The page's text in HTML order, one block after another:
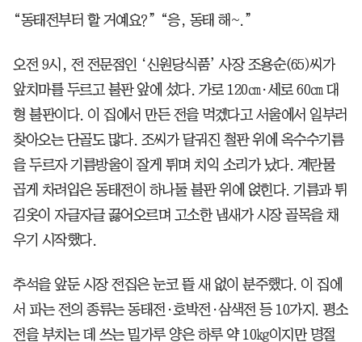
“동태전부터 할 거예요?” “응, 동태 해~.”
오전 9시, 전 전문점인 ‘신원당식품’ 사장 조용순(65)씨가
앞치마를 두르고 불판 앞에 섰다. 가로 120㎝·세로 60㎝ 대
형 불판이다. 이 집에서 만든 전을 먹겠다고 서울에서 일부러
찾아오는 단골도 많다. 조씨가 달궈진 철판 위에 옥수수기름
을 두르자 기름방울이 잘게 튀며 치익 소리가 났다. 계란물
곱게 차려입은 동태전이 하나둘 불판 위에 얹힌다. 기름과 튀
김옷이 자글자글 끓어오르며 고소한 냄새가 시장 골목을 채
우기 시작했다.
추석을 앞둔 시장 전집은 눈코 뜰 새 없이 분주했다. 이 집에
서 파는 전의 종류는 동태전·호박전·삼색전 등 10가지. 평소
전을 부치는 데 쓰는 밀가루 양은 하루 약 10㎏이지만 명절